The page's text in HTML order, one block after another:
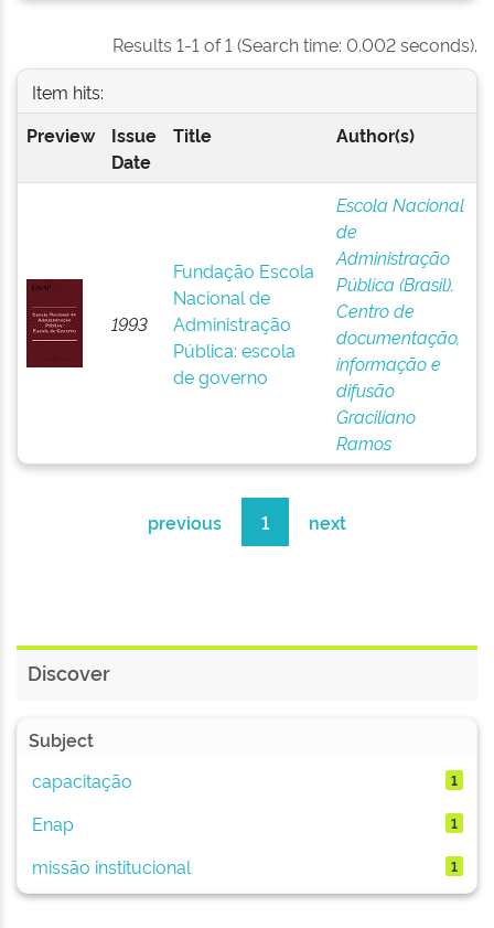
Results 1-1 of 1 (Search time: 0.002 seconds).
Item hits:
Preview
Issue
Date
Title Author(s)
1993
Fundação Escola
Nacional de
Administração
Pública: escola
de governo
Escola Nacional
de
Administração
Pública (Brasil).
Centro de
documentação,
informação e
difusão
Graciliano
Ramos
previous 1 next
Discover
Subject
capacitação
1
Enap 1
missão institucional 1